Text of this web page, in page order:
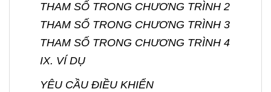
THAM SỐ TRONG CHƯƠNG TRÌNH 2
THAM SỐ TRONG CHƯƠNG TRÌNH 3
THAM SỐ TRONG CHƯƠNG TRÌNH 4
IX. VÍ DỤ
YÊU CẦU ĐIỀU KHIỂN